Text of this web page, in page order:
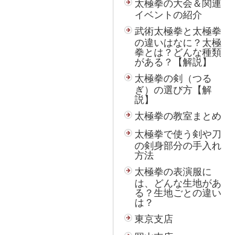
太極拳の大会＆関連
イベントの紹介
武術太極拳と太極拳
の違いはなに？太極
拳とは？どんな種類
がある？【解説】
太極拳の剣（つる
ぎ）の選び方【解
説】
太極拳の教室まとめ
太極拳で使う剣や刀
の剣身部分の手入れ
方法
太極拳の表演服に
は、どんな生地があ
る？生地ごとの違い
は？
東京支店